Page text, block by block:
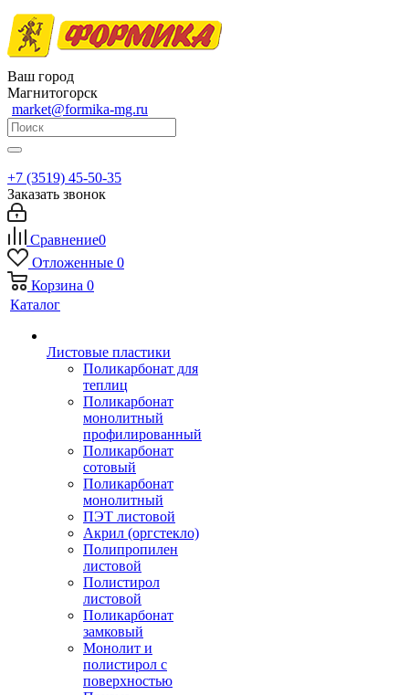
Ваш город
Магнитогорск
market@formika-mg.ru
+7 (3519) 45-50-35
Заказать звонок
Сравнение0
Отложенные 0
Корзина 0
Каталог
Листовые пластики
Поликарбонат для
теплиц
Поликарбонат
монолитный
профилированный
Поликарбонат
сотовый
Поликарбонат
монолитный
ПЭТ листовой
Акрил (оргстекло)
Полипропилен
листовой
Полистирол
листовой
Поликарбонат
замковый
Монолит и
полистирол с
поверхностью